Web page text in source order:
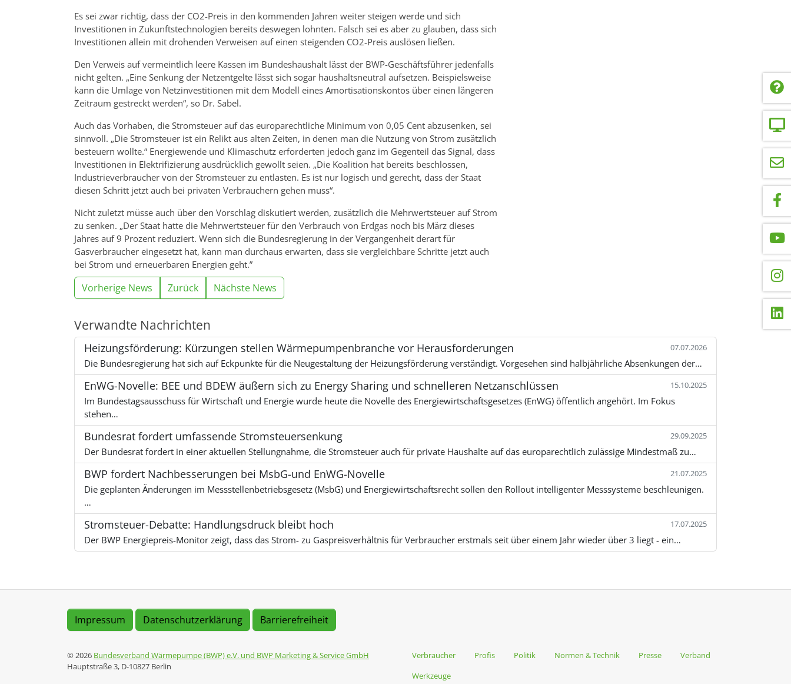
Es sei zwar richtig, dass der CO2-Preis in den kommenden Jahren weiter steigen werde und sich
Investitionen in Zukunftstechnologien bereits deswegen lohnten. Falsch sei es aber zu glauben, dass sich
Investitionen allein mit drohenden Verweisen auf einen steigenden CO2-Preis auslösen ließen.
Den Verweis auf vermeintlich leere Kassen im Bundeshaushalt lässt der BWP-Geschäftsführer jedenfalls
nicht gelten. „Eine Senkung der Netzentgelte lässt sich sogar haushaltsneutral aufsetzen. Beispielsweise
kann die Umlage von Netzinvestitionen mit dem Modell eines Amortisationskontos über einen längeren
Zeitraum gestreckt werden“, so Dr. Sabel.
Auch das Vorhaben, die Stromsteuer auf das europarechtliche Minimum von 0,05 Cent abzusenken, sei
sinnvoll. „Die Stromsteuer ist ein Relikt aus alten Zeiten, in denen man die Nutzung von Strom zusätzlich
besteuern wollte.“ Energiewende und Klimaschutz erforderten jedoch ganz im Gegenteil das Signal, dass
Investitionen in Elektrifizierung ausdrücklich gewollt seien. „Die Koalition hat bereits beschlossen,
Industrieverbraucher von der Stromsteuer zu entlasten. Es ist nur logisch und gerecht, dass der Staat
diesen Schritt jetzt auch bei privaten Verbrauchern gehen muss“.
Nicht zuletzt müsse auch über den Vorschlag diskutiert werden, zusätzlich die Mehrwertsteuer auf Strom
zu senken. „Der Staat hatte die Mehrwertsteuer für den Verbrauch von Erdgas noch bis März dieses
Jahres auf 9 Prozent reduziert. Wenn sich die Bundesregierung in der Vergangenheit derart für
Gasverbraucher eingesetzt hat, kann man durchaus erwarten, dass sie vergleichbare Schritte jetzt auch
bei Strom und erneuerbaren Energien geht.”
Vorherige News Zurück Nächste News
Verwandte Nachrichten
Heizungsförderung: Kürzungen stellen Wärmepumpenbranche vor Herausforderungen 07.07.2026
Die Bundesregierung hat sich auf Eckpunkte für die Neugestaltung der Heizungsförderung verständigt. Vorgesehen sind halbjährliche Absenkungen der…
EnWG-Novelle: BEE und BDEW äußern sich zu Energy Sharing und schnelleren Netzanschlüssen 15.10.2025
Im Bundestagsausschuss für Wirtschaft und Energie wurde heute die Novelle des Energiewirtschaftsgesetzes (EnWG) öffentlich angehört. Im Fokus
stehen…
Bundesrat fordert umfassende Stromsteuersenkung 29.09.2025
Der Bundesrat fordert in einer aktuellen Stellungnahme, die Stromsteuer auch für private Haushalte auf das europarechtlich zulässige Mindestmaß zu…
BWP fordert Nachbesserungen bei MsbG-und EnWG-Novelle 21.07.2025
Die geplanten Änderungen im Messstellenbetriebsgesetz (MsbG) und Energiewirtschaftsrecht sollen den Rollout intelligenter Messsysteme beschleunigen.
…
Stromsteuer-Debatte: Handlungsdruck bleibt hoch 17.07.2025
Der BWP Energiepreis-Monitor zeigt, dass das Strom- zu Gaspreisverhältnis für Verbraucher erstmals seit über einem Jahr wieder über 3 liegt - ein…
Impressum Datenschutzerklärung Barrierefreiheit
© 2026 Bundesverband Wärmepumpe (BWP) e.V. und BWP Marketing & Service GmbH
Hauptstraße 3, D-10827 Berlin
Verbraucher Profis Politik Normen & Technik Presse
Verband
Werkzeuge